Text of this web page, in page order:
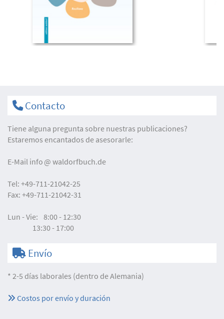
Contacto
Tiene alguna pregunta sobre nuestras publicaciones?
Estaremos encantados de asesorarle:
E-Mail info waldorfbuch.de
Tel: +49-711-21042-25
Fax: +49-711-21042-31
Lun - Vie: 8:00 - 12:30
13:30 - 17:00
Envío
* 2-5 días laborales (dentro de Alemania)
Costos por envío y duración